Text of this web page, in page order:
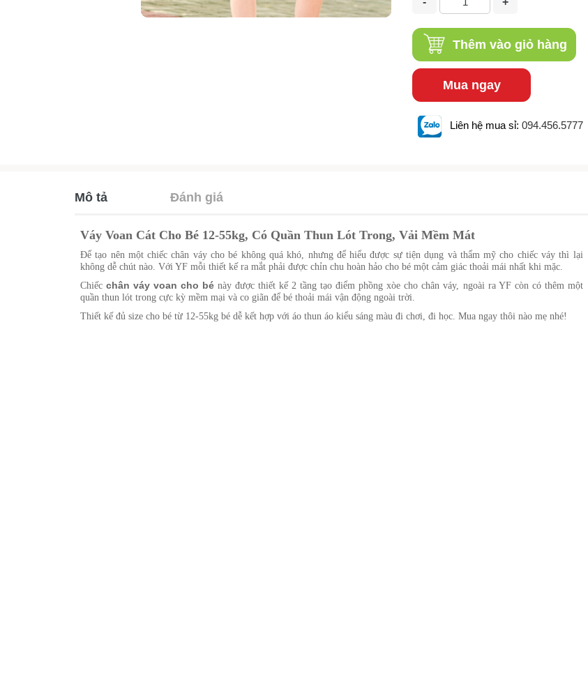
Thêm vào giỏ hàng
Mua ngay
Liên hệ mua sỉ:094.456.5777
Mô tả Đánh giá
Váy Voan Cát Cho Bé 12-55kg, Có Quần Thun Lót Trong, Vải Mềm Mát
Để tạo nên một chiếc chân váy cho bé không quá khó, nhưng để hiểu được sự tiện dụng và thẩm mỹ cho chiếc váy thì lại
không dễ chút nào. Với YF mỗi thiết kế ra mắt phải được chỉn chu hoàn hảo cho bé một cảm giác thoải mái nhất khi mặc.
Chiếcchân váy voan cho bé này được thiết kế 2 tầng tạo điểm phồng xòe cho chân váy, ngoài ra YF còn có thêm một
quần thun lót trong cực kỳ mềm mại và co giãn để bé thoải mái vận động ngoài trời.
Thiết kế đủ size cho bé từ 12-55kg bé dễ kết hợp với áo thun áo kiểu sáng màu đi chơi, đi học. Mua ngay thôi nào mẹ nhé!